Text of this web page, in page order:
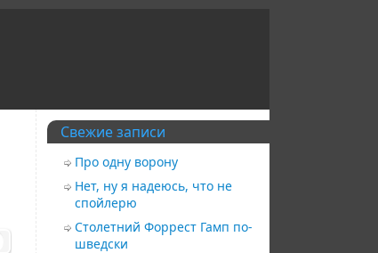
Свежие записи
Про одну ворону
Нет, ну я надеюсь, что не
спойлерю
Столетний Форрест Гамп по-
шведски